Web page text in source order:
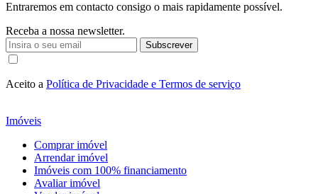
Entraremos em contacto consigo o mais rapidamente possível.
Receba a nossa newsletter.
Subscrever
Aceito a Política de Privacidade e Termos de serviço
Imóveis
Comprar imóvel
Arrendar imóvel
Imóveis com 100% financiamento
Avaliar imóvel